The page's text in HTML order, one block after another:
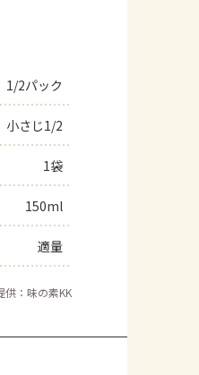
1/2パック
小さじ1/2
1袋
150ml
適量
供：味の素KK